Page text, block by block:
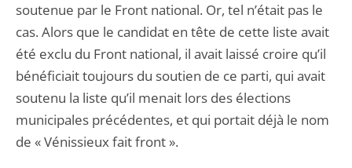
soutenue par le Front national. Or, tel n’était pas le
cas. Alors que le candidat en tête de cette liste avait
été exclu du Front national, il avait laissé croire qu’il
bénéficiait toujours du soutien de ce parti, qui avait
soutenu la liste qu’il menait lors des élections
municipales précédentes, et qui portait déjà le nom
de « Vénissieux fait front ».